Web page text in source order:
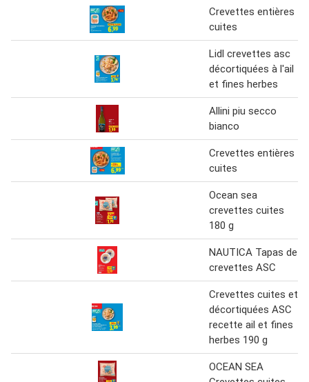
Crevettes entières
cuites
Lidl crevettes asc
décortiquées à l'ail
et fines herbes
Allini piu secco
bianco
Crevettes entières
cuites
Ocean sea
crevettes cuites
180 g
NAUTICA Tapas de
crevettes ASC
Crevettes cuites et
décortiquées ASC
recette ail et fines
herbes 190 g
OCEAN SEA